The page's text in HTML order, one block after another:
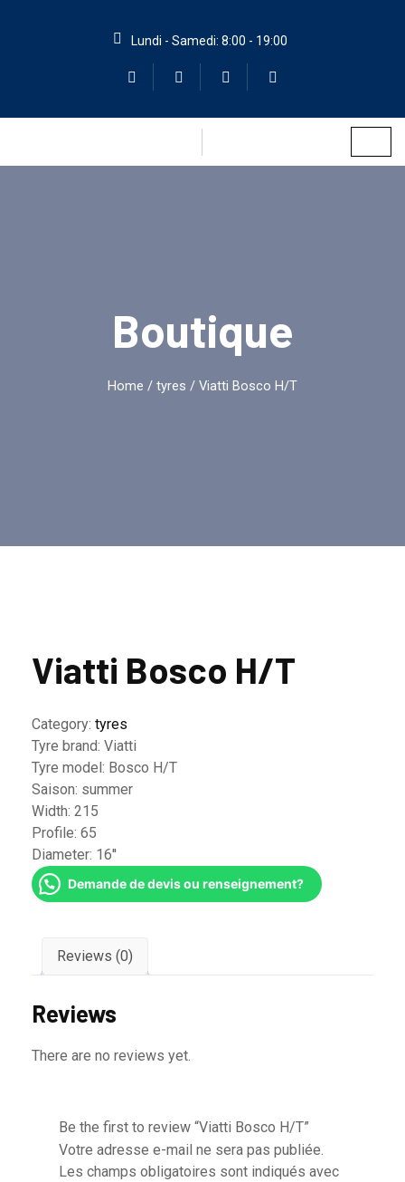
Lundi - Samedi: 8:00 - 19:00
Boutique
Home / tyres / Viatti Bosco H/T
Viatti Bosco H/T
Category: tyres
Tyre brand: Viatti
Tyre model: Bosco H/T
Saison: summer
Width: 215
Profile: 65
Diameter: 16''
Demande de devis ou renseignement?
Reviews (0)
Reviews
There are no reviews yet.
Be the first to review “Viatti Bosco H/T”
Votre adresse e-mail ne sera pas publiée.
Les champs obligatoires sont indiqués avec